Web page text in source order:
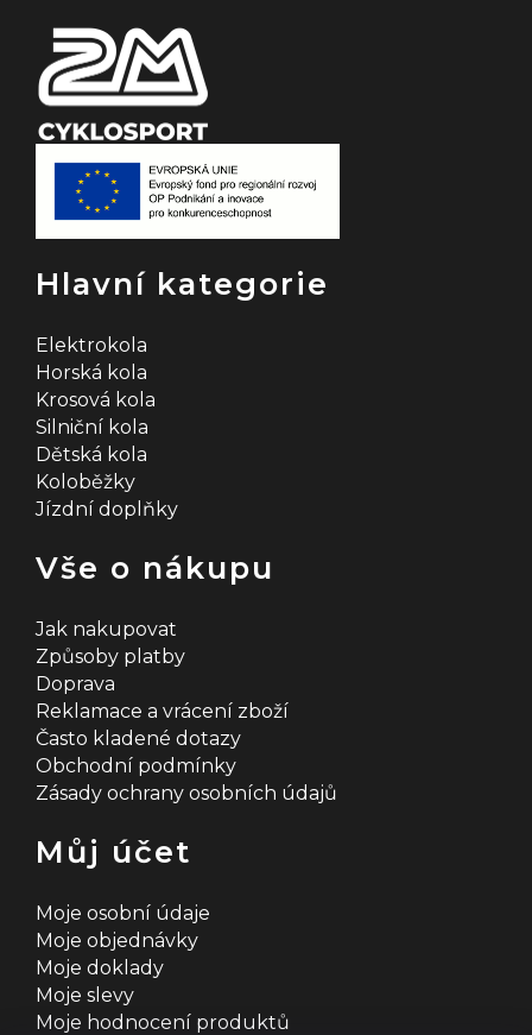
Hlavní kategorie
Elektrokola
Horská kola
Krosová kola
Silniční kola
Dětská kola
Koloběžky
Jízdní doplňky
Vše o nákupu
Jak nakupovat
Způsoby platby
Doprava
Reklamace a vrácení zboží
Často kladené dotazy
Obchodní podmínky
Zásady ochrany osobních údajů
Můj účet
Moje osobní údaje
Moje objednávky
Moje doklady
Moje slevy
Moje hodnocení produktů